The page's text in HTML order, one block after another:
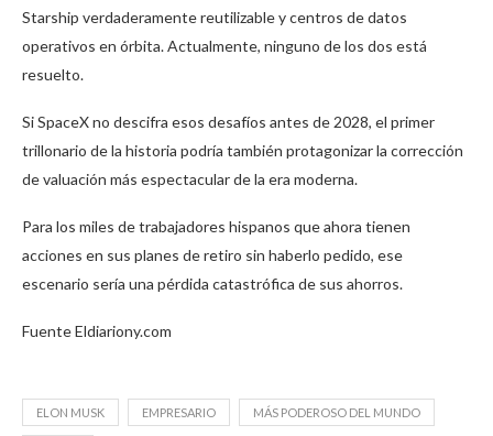
Starship verdaderamente reutilizable y centros de datos
operativos en órbita. Actualmente, ninguno de los dos está
resuelto.
Si SpaceX no descifra esos desafíos antes de 2028, el primer
trillonario de la historia podría también protagonizar la corrección
de valuación más espectacular de la era moderna.
Para los miles de trabajadores hispanos que ahora tienen
acciones en sus planes de retiro sin haberlo pedido, ese
escenario sería una pérdida catastrófica de sus ahorros.
Fuente Eldiariony.com
ELON MUSK EMPRESARIO MÁS PODEROSO DEL MUNDO